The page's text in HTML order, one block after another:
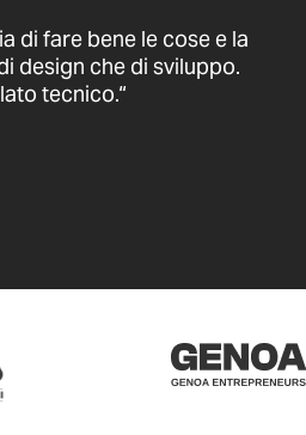
di fare bene le cose e la
design che di sviluppo.
tecnico.“